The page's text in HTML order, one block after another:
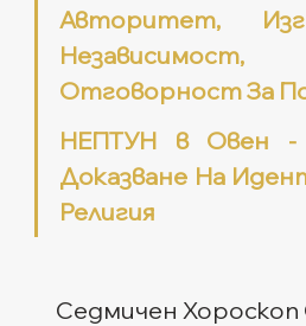
Авторитет,
Отговорност За
НЕПТУН в Овен -
Доказване На
Религия
Седмичен Хороскоп